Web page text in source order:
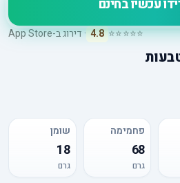
עכשיו בחינם
⭐⭐⭐⭐⭐
4.8 · דירוג ב-App Store
פחמימה
68
גרם
שומן
18
גרם